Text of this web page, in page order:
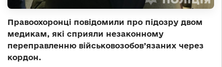
Правоохоронці повідомили про підозру двом
медикам, які сприяли незаконному
переправленню військовозобов’язаних через
кордон.